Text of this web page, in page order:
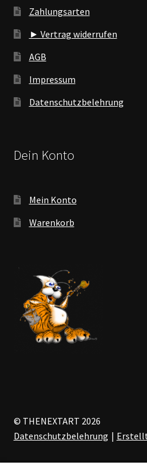
Zahlungsarten
► Vertrag widerrufen
AGB
Impressum
Datenschutzbelehrung
Dein Konto
Mein Konto
Warenkorb
© THENEXTART 2026
Datenschutzbelehrung